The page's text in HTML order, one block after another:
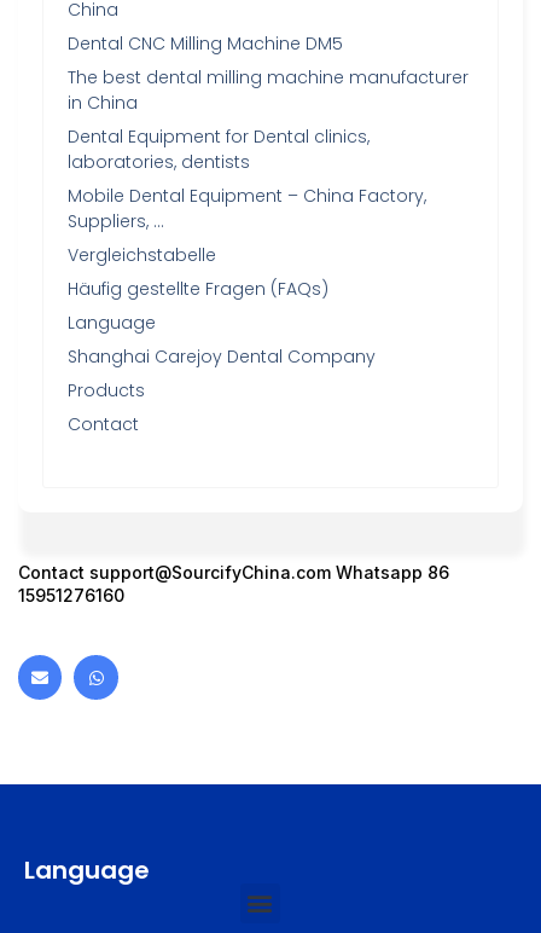
China
Dental CNC Milling Machine DM5
The best dental milling machine manufacturer
in China
Dental Equipment for Dental clinics,
laboratories, dentists
Mobile Dental Equipment – China Factory,
Suppliers, …
Vergleichstabelle
Häufig gestellte Fragen (FAQs)
Language
Shanghai Carejoy Dental Company
Products
Contact
Contact support@SourcifyChina.com Whatsapp 86
15951276160
Language